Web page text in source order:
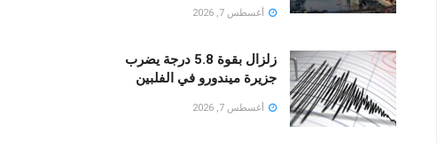
أغسطس 7, 2026
زلزال بقوة 5.8 درجة يضرب
جزيرة ميندورو في الفلبين
أغسطس 7, 2026